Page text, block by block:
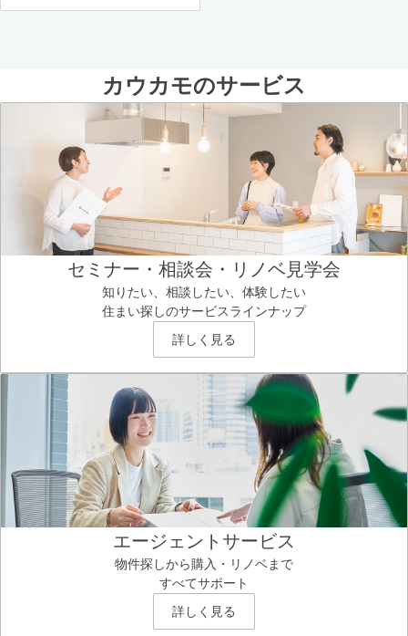
カウカモのサービス
セミナー・相談会・リノベ見学会
知りたい、相談したい、体験したい
住まい探しのサービスラインナップ
詳しく見る
エージェントサービス
物件探しから購入・リノベまで
すべてサポート
詳しく見る